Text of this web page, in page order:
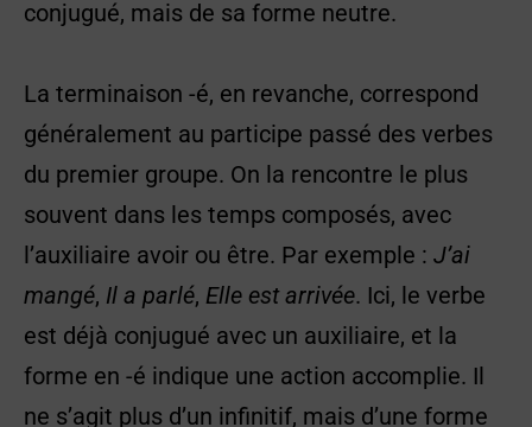
conjugué, mais de sa forme neutre.
La terminaison -é, en revanche, correspond
généralement au participe passé des verbes
du premier groupe. On la rencontre le plus
souvent dans les temps composés, avec
l’auxiliaire avoir ou être. Par exemple : J’ai
mangé, Il a parlé, Elle est arrivée. Ici, le verbe
est déjà conjugué avec un auxiliaire, et la
forme en -é indique une action accomplie. Il
ne s’agit plus d’un infinitif, mais d’une forme